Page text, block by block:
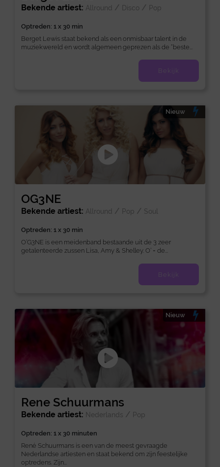
Bekende artiest: Allround / Disco / Pop
Optreden: 1 x 30 min
Berget Lewis staat bekend als een onmisbaar talent in de
muziekwereld en wordt algemeen geprezen als de “beste...
Bekijk
OG3NE
Nieuw
Bekende artiest: Allround / Pop / Soul
Optreden: 1 x 30 min
O’G3NE is een meidenband bestaande uit de 3 zeer
getalenteerde zussen Lisa, Amy & Shelley. O’ = de...
Bekijk
Rene Schuurmans
Nieuw
Bekende artiest: Nederlands / Pop
Optreden: 1 x 30 minuten
René Schuurmans is een van de meest gevraagde
Nederlandse artiesten en staat bekend om zijn feestelijke
optredens. Zijn...